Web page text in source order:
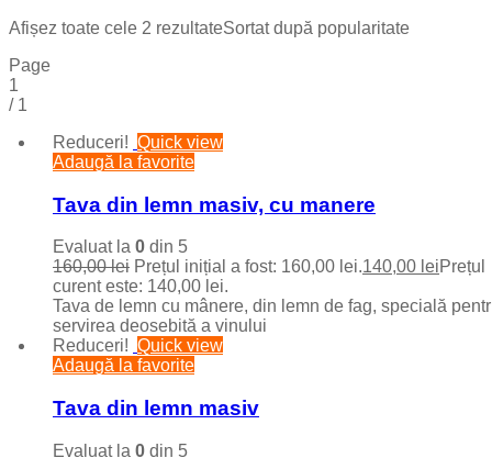
Afișez toate cele 2 rezultateSortat după popularitate
Page
1
/ 1
Reduceri! Quick view
Adaugă la favorite
Tava din lemn masiv, cu manere
Evaluat la 0 din 5
160,00lei Prețul inițial a fost: 160,00 lei.140,00 leiPrețul
curent este: 140,00 lei.
Tava de lemn cu mânere, din lemn de fag, specială
servirea deosebită a vinului
Reduceri! Quick view
Adaugă la favorite
Tava din lemn masiv
Evaluat la 0 din 5